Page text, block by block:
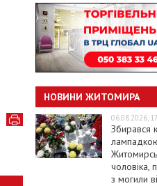
НОВИНИ ЖИТОМИРА
06.08.2026,
Збирався
чоловіка,
з могили